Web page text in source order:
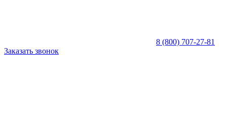
8 (800) 707-27-81
Заказать звонок